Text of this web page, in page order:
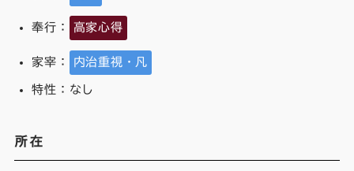
奉行： 高家心得
家宰： 内治重視・凡
特性：なし
所在